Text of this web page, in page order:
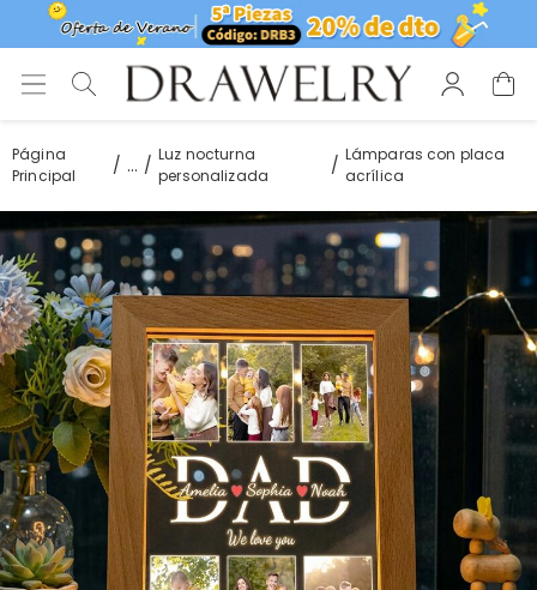
Página
Principal
...
Luz nocturna
personalizada
Lámparas con placa
acrílica